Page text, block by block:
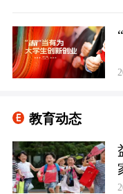
教育动态